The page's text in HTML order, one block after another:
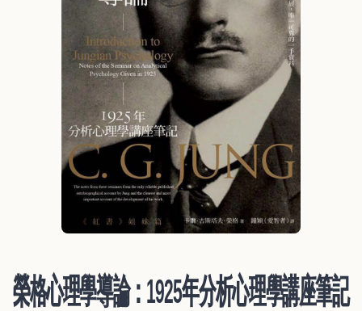
榮格心理學導論：1925年分析心理學講座筆記